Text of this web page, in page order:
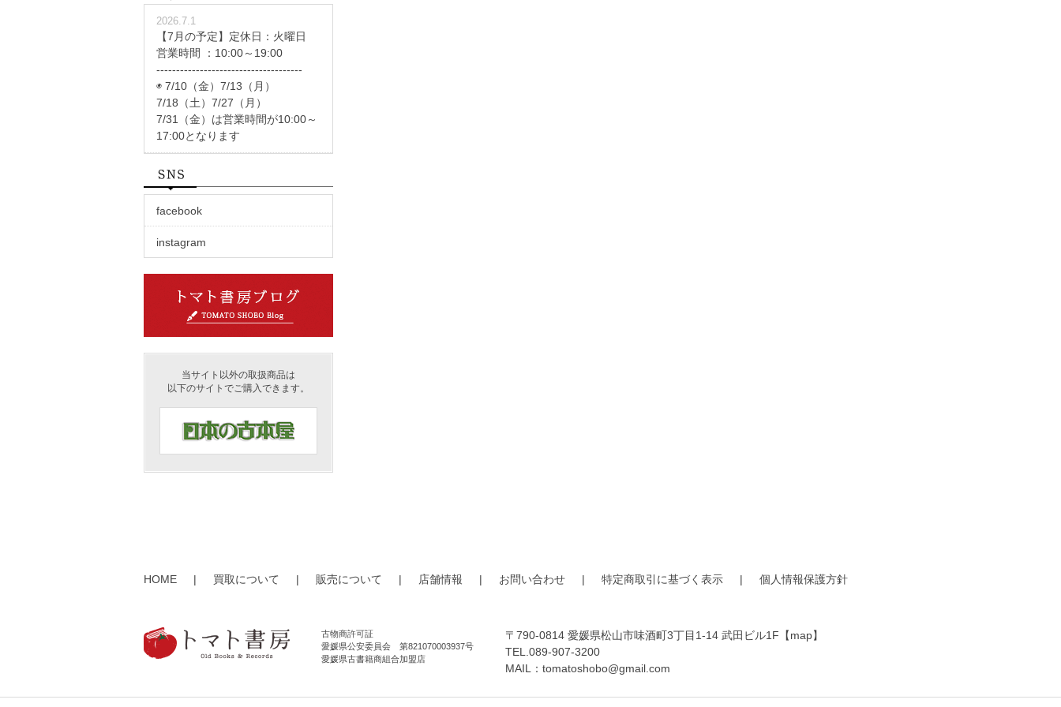
2026.7.1
【7月の予定】定休日：火曜日
営業時間 ：10:00～19:00
-------------------------------------
◉ 7/10（金）7/13（月）
7/18（土）7/27（月）
7/31（金）は営業時間が10:00～
17:00となります
facebook
instagram
当サイト以外の取扱商品は
以下のサイトでご購入できます。
HOME | 買取について | 販売について | 店舗情報 | お問い合わせ | 特定商取引に基づく表示 | 個人情報保護方針
古物商許可証
愛媛県公安委員会 第821070003937号
愛媛県古書籍商組合加盟店
〒790-0814 愛媛県松山市味酒町3丁目1-14 武田ビル1F 【map】
TEL.089-907-3200
MAIL： tomatoshobo@gmail.com